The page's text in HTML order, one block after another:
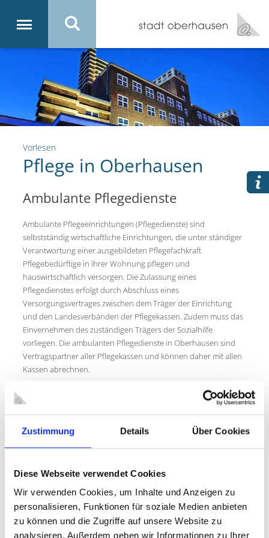
Zustimmung Details Über Cookies
Diese Webseite verwendet Cookies
Wir verwenden Cookies, um Inhalte und Anzeigen zu
personalisieren, Funktionen für soziale Medien anbieten
zu können und die Zugriffe auf unsere Website zu
analysieren. Außerdem geben wir Informationen zu Ihrer
Vorlesen
Pflege in Oberhausen
Ambulante Pflegedienste
Ambulante Pflegeeinrichtungen (Pflegedienste) sind
selbstständig wirtschaftliche Einrichtungen, die unter ständiger
Verantwortung einer ausgebildeten Pflegefachkraft
Pflegebedürftige in ihrer Wohnung pflegen und
hauswirtschaftlich versorgen. Die Zulassung eines
Pflegedienstes erfolgt durch Abschluss eines
Versorgungsvertrages zwischen dem Träger der Einrichtung
und den Landesverbänden der Pflegekassen. Zudem muss das
Einvernehmen des zuständigen Trägers der Sozialhilfe
vorliegen. Die ambulanten Pflegedienste in Oberhausen sind
Vertragspartner aller Pflegekassen und können daher mit allen
Kassen abrechnen.
ambulanten Pflegedienste sind unterschiedlich. Vergleichen Sie
mehrere Dienste, bevor Sie sich für einen Anbieter entscheiden.
Zu einer Anbieterliste und einer Preisliste gelangen Sie über die
linke Navigation oder unten auf der Seite unter "Mehr zum
von ambulanten Pflegeeinrichtungen finden Siehier .